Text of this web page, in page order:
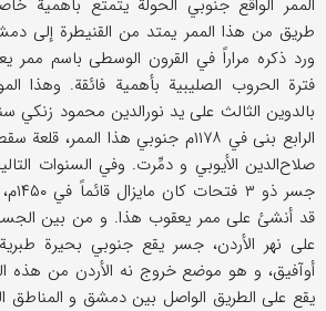
الممر الواقع جنوبي الحولة یتمتع بأهمیة
طریق من هذا الممر یمتد من القنیطرة إلی
ورد ذکره مراراً في القرون الوسطی باسم ممر
فترة الحروب الصلیبیة بأهمیة فائقة. وهذا
الرابع بنی في ۱۱۷۸م جنوبي هذا
صلاح‌الدین الأیوبي و دمِّرت. وفي السنوات
جسر
قد أنشئ علی ممر یعقوب هذا. و من بین الجسور
علی نهر الأردن، جسر یقع جنوبي بحیرة
أوآفیق، و هو موضع خروج نه الأردن من هذه
یقع علی الطریق الواصل بین دمشق و المناطق